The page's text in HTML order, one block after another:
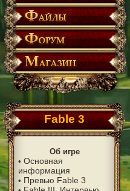
Fable 3
Об игре
• Основная
информация
• Превью Fable 3